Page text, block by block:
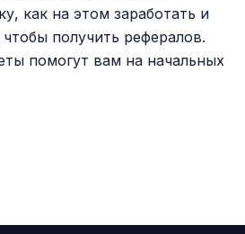
как на этом заработать и
получить рефералов.
помогут вам на начальных